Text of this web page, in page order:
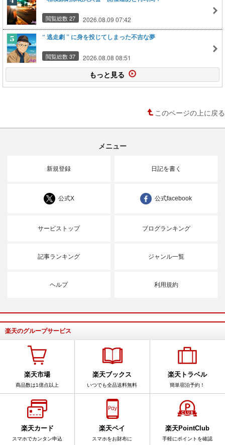
閲覧総数 27 2026.08.09 07:42
“ 逃走劇 ” に身を投じてしまった不吉な夢
閲覧総数 37 2026.08.08 08:51
もっと見る
このページの上に戻る
メニュー
新規登録 日記を書く
公式X 公式facebook
サービストップ ブログランキング
記事ランキング ジャンル一覧
ヘルプ 利用規約
楽天のグループサービス
楽天市場
商品数は1億点以上
楽天ブックス
いつでも全品送料無料
楽天トラベル
簡単宿泊予約！
楽天カード
スマホでカンタン申込
楽天ペイ
スマホをお財布に
楽天PointClub
手軽にポイントを確認